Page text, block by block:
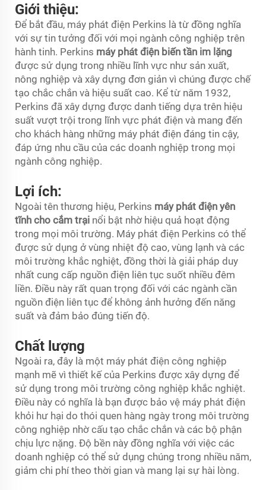
Giới thiệu:
Để bắt đầu, máy phát điện Perkins là từ đồng nghĩa
với sự tin tưởng đối với mọi ngành công nghiệp trên
hành tinh. Perkins máy phát điện biến tần im lặng
được sử dụng trong nhiều lĩnh vực như sản xuất,
nông nghiệp và xây dựng đơn giản vì chúng được chế
tạo chắc chắn và hiệu suất cao. Kể từ năm 1932,
Perkins đã xây dựng được danh tiếng dựa trên hiệu
suất vượt trội trong lĩnh vực phát điện và mang đến
cho khách hàng những máy phát điện đáng tin cậy,
đáp ứng nhu cầu của các doanh nghiệp trong mọi
ngành công nghiệp.
Lợi ích:
Ngoài tên thương hiệu, Perkins máy phát điện yên
tĩnh cho cắm trại nổi bật nhờ hiệu quả hoạt động
trong mọi môi trường. Máy phát điện Perkins có thể
được sử dụng ở vùng nhiệt độ cao, vùng lạnh và các
môi trường khắc nghiệt, đồng thời là giải pháp duy
nhất cung cấp nguồn điện liên tục suốt nhiều đêm
liền. Điều này rất quan trọng đối với các ngành cần
nguồn điện liên tục để không ảnh hưởng đến năng
suất và đảm bảo đúng tiến độ.
Chất lượng
Ngoài ra, đây là một máy phát điện công nghiệp
mạnh mẽ vì thiết kế của Perkins được xây dựng để
sử dụng trong môi trường công nghiệp khắc nghiệt.
Điều này có nghĩa là bạn được bảo vệ máy phát điện
khỏi hư hại do thói quen hàng ngày trong môi trường
công nghiệp nhờ cấu tạo chắc chắn và các bộ phận
chịu lực nặng. Độ bền này đồng nghĩa với việc các
doanh nghiệp có thể sử dụng chúng trong nhiều năm,
giảm chi phí theo thời gian và mang lại sự hài lòng.